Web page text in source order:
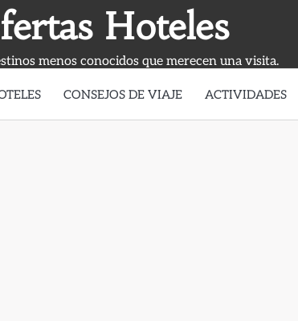
Hoteles
menos conocidos que merecen una visita.
CONSEJOS DE VIAJE ACTIVIDADES